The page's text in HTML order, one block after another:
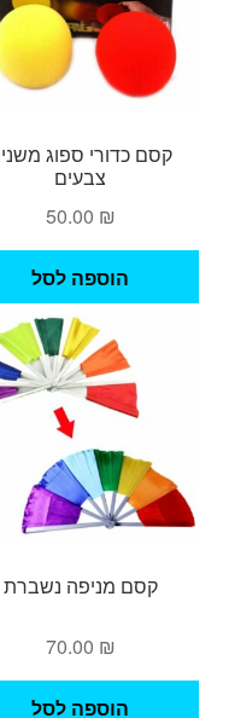
קסם כדורי ספוג
צבעים
50.00 ₪
הוספה לסל
קסם מניפה נשברת
70.00 ₪
הוספה לסל